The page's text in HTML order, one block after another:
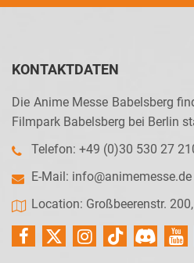
KONTAKTDATEN
Die Anime Messe Babelsberg
Filmpark Babelsberg bei Berlin
Telefon: +49 (0)30 530 27
E-Mail: info@animemesse.de
Location: Großbeerenstr.